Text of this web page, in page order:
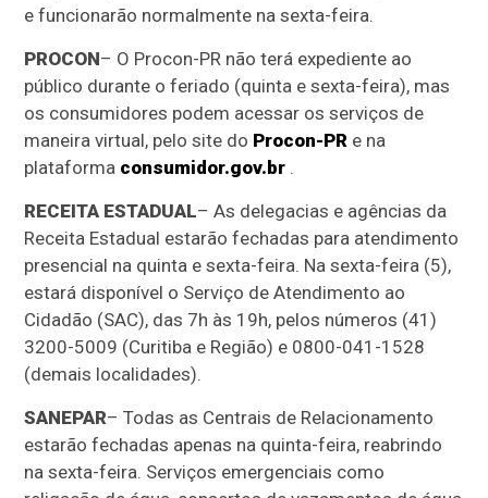
e funcionarão normalmente na sexta-feira.
PROCON– O Procon-PR não terá expediente ao
público durante o feriado (quinta e sexta-feira), mas
os consumidores podem acessar os serviços de
maneira virtual, pelo site do Procon-PR e na
plataforma consumidor.gov.br .
RECEITA ESTADUAL– As delegacias e agências da
Receita Estadual estarão fechadas para atendimento
presencial na quinta e sexta-feira. Na sexta-feira (5),
estará disponível o Serviço de Atendimento ao
Cidadão (SAC), das 7h às 19h, pelos números (41)
3200-5009 (Curitiba e Região) e 0800-041-1528
(demais localidades).
SANEPAR– Todas as Centrais de Relacionamento
estarão fechadas apenas na quinta-feira, reabrindo
na sexta-feira. Serviços emergenciais como